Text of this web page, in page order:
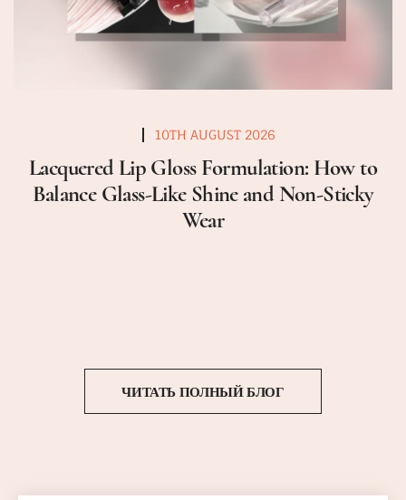
10TH AUGUST 2026
Lacquered Lip Gloss Formulation: How to
Balance Glass-Like Shine and Non-Sticky
Wear
ЧИТАТЬ ПОЛНЫЙ БЛОГ